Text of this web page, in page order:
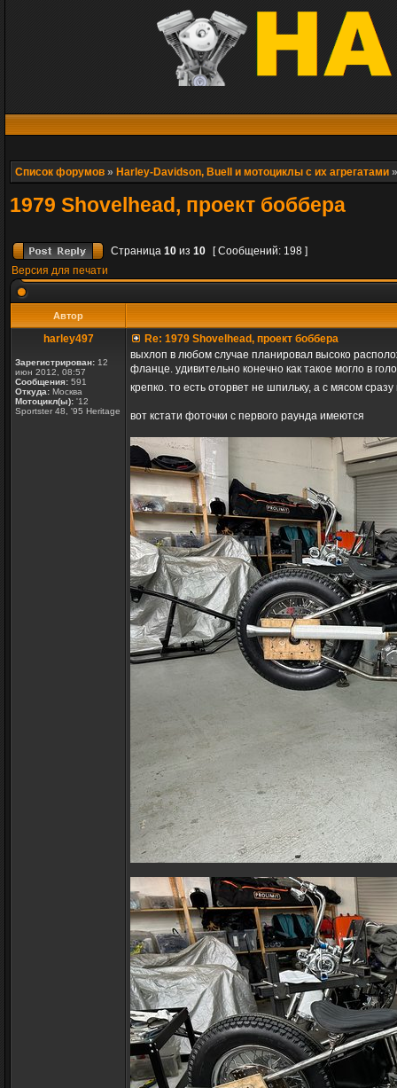
Список форумов » Harley-Davidson, Buell и мотоциклы с их агрегатами
1979 Shovelhead, проект боббера
Страница 10 из 10
[ Сообщений: 198 ]
Версия для печати
Автор
harley497
Зарегистрирован: 12
июн 2012, 08:57
Сообщения: 591
Откуда: Москва
Мотоцикл(ы): '12
Sportster 48, '95 Heritage
Re: 1979 Shovelhead, проект боббера
выхлоп в любом случае планировал высоко
фланце. удивительно конечно как такое могло в
крепко. то есть оторвет не шпильку, а с мясом сразу
вот кстати фоточки с первого раунда имеются